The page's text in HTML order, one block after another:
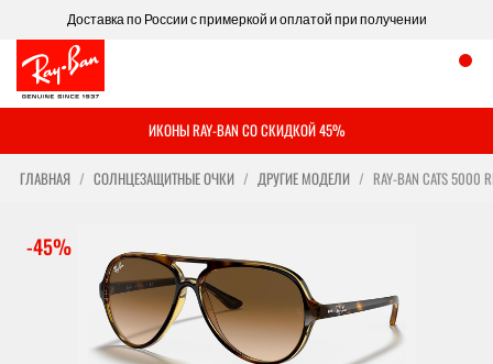
Доставка по России с примеркой и оплатой при получении
ИКОНЫ RAY-BAN СО СКИДКОЙ 45%
ГЛАВНАЯ СОЛНЦЕЗАЩИТНЫЕ ОЧКИ ДРУГИЕ МОДЕЛИ RAY-BAN CATS 5000
-45%